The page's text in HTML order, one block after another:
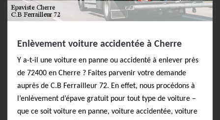
Enlèvement voiture accidentée à Cherre
Y a-t-il une voiture en panne ou accidenté à enlever près
de 72400 en Cherre ? Faites parvenir votre demande
auprès de C.B Ferrailleur 72. En effet, nous procédons à
l’enlèvement d’épave gratuit pour tout type de voiture –
que ce soit voiture en panne, voiture accidentée, voiture